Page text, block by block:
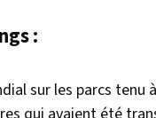
:
sur les parcs